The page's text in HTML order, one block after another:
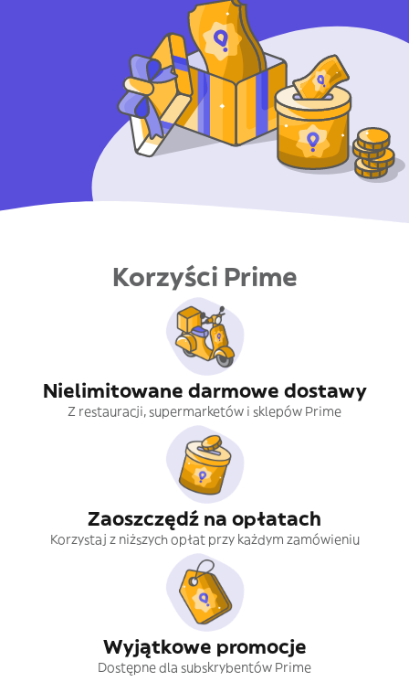
Korzyści Prime
Nielimitowane darmowe dostawy
Z restauracji, supermarketów i sklepów Prime
Zaoszczędź na opłatach
Korzystaj z niższych opłat przy każdym zamówieniu
Wyjątkowe promocje
Dostępne dla subskrybentów Prime